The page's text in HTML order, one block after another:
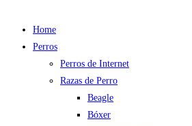
Home
Perros
Perros de Internet
Razas de Perro
Beagle
Bóxer